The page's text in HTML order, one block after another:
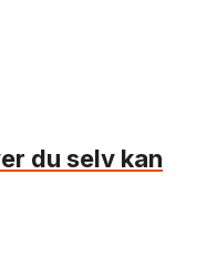
du selv kan